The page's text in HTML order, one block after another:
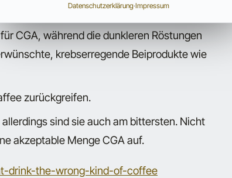
CGA, während die dunkleren Röstungen
krebserregende Beiprodukte wie
zurückgreifen.
sind sie auch am bittersten. Nicht
akzeptable Menge CGA auf.
drink-the-wrong-kind-of-coffee
Datenschutzerklärung·Impressum